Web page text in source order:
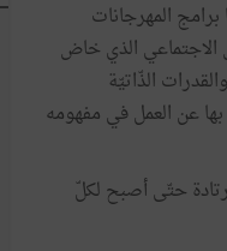
المهرجانات
الاجتماعي الذي خاض
الذّاتيّة
بها عن العمل في مفهومه
حتّى أصبح لكلّ